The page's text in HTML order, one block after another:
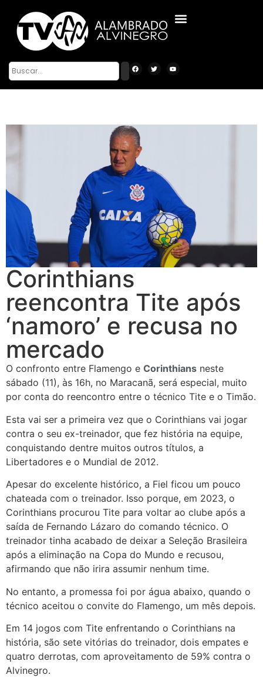
Corinthians
reencontra Tite após
‘namoro’ e recusa no
mercado
O confronto entre Flamengo e Corinthians neste
sábado (11), às 16h, no Maracanã, será especial, muito
por conta do reencontro entre o técnico Tite e o Timão.
Esta vai ser a primeira vez que o Corinthians vai jogar
contra o seu ex-treinador, que fez história na equipe,
conquistando dentre muitos outros títulos, a
Libertadores e o Mundial de 2012.
Apesar do excelente histórico, a Fiel ficou um pouco
chateada com o treinador. Isso porque, em 2023, o
Corinthians procurou Tite para voltar ao clube após a
saída de Fernando Lázaro do comando técnico. O
treinador tinha acabado de deixar a Seleção Brasileira
após a eliminação na Copa do Mundo e recusou,
afirmando que não irira assumir nenhum time.
No entanto, a promessa foi por água abaixo, quando o
técnico aceitou o convite do Flamengo, um mês depois.
Em 14 jogos com Tite enfrentando o Corinthians na
história, são sete vitórias do treinador, dois empates e
quatro derrotas, com aproveitamento de 59% contra o
Alvinegro.